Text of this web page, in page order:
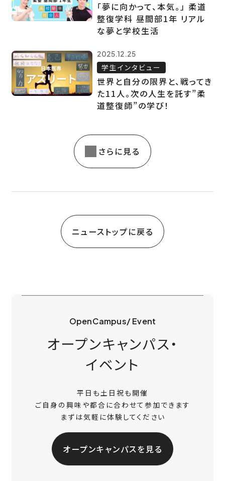
「夢に向かって、本気。」 柔道
整復学科 昼間部1年 リアル
な夢と学校生活
2025.12.25
学生インタビュー
世界と自分の限界と、戦ってき
た11人。次の人生を託す”柔
道整復師”の学び！
さらに見る
ニューストップに戻る
OpenCampus/ Event
オープンキャンパス・
イベント
平日も土日祝も開催
ご自身の興味や都合に合わせて参加できます
まずは気軽に体験してください
オープンキャンパスを見る